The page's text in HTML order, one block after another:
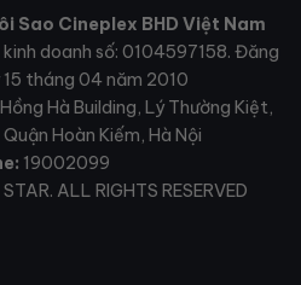
Sao Cineplex BHD Việt Nam
doanh số: 0104597158. Đăng
tháng 04 năm 2010
Hà Building, Lý Thường Kiệt,
Hoàn Kiếm, Hà Nội
19002099
ALL RIGHTS RESERVED